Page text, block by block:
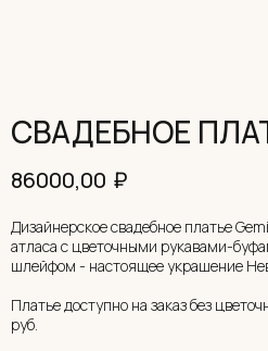
СВАДЕБНОЕ
86000,00 ₽
Дизайнерское свадебное платье
атласа с цветочными рукавами-
шлейфом - настоящее украшение
Платье доступно на заказ без
руб.